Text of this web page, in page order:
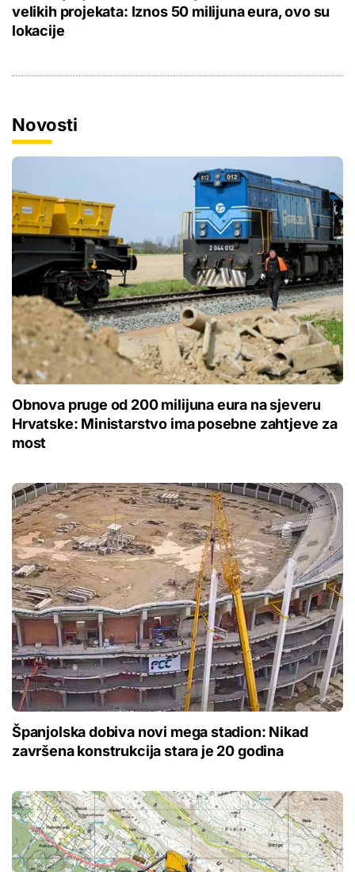
velikih projekata: Iznos 50 milijuna eura, ovo su
lokacije
Novosti
Obnova pruge od 200 milijuna eura na sjeveru
Hrvatske: Ministarstvo ima posebne zahtjeve za
most
Španjolska dobiva novi mega stadion: Nikad
završena konstrukcija stara je 20 godina